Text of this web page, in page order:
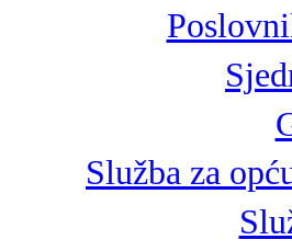
Služba za